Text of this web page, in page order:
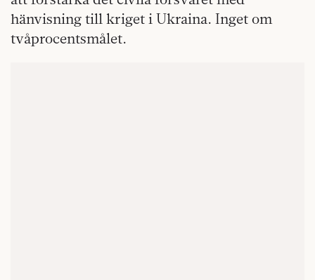
hänvisning till kriget i Ukraina. Inget om
tvåprocentsmålet.